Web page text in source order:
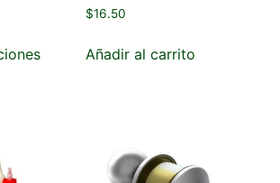
$16.50
Añadir al carrito